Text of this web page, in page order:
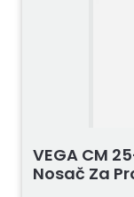
VEGA CM
Nosač Za